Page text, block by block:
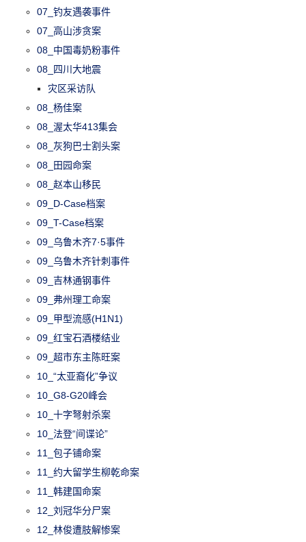
07_钓友遇袭事件
07_高山涉贪案
08_中国毒奶粉事件
08_四川大地震
灾区采访队
08_杨佳案
08_渥太华413集会
08_灰狗巴士割头案
08_田园命案
08_赵本山移民
09_D-Case档案
09_T-Case档案
09_乌鲁木齐7·5事件
09_乌鲁木齐针刺事件
09_吉林通钢事件
09_弗州理工命案
09_甲型流感(H1N1)
09_红宝石酒楼结业
09_超市东主陈旺案
10_“太亚裔化”争议
10_G8-G20峰会
10_十字弩射杀案
10_法登“间谍论”
11_包子铺命案
11_约大留学生柳乾命案
11_韩建国命案
12_刘冠华分尸案
12_林俊遭肢解惨案